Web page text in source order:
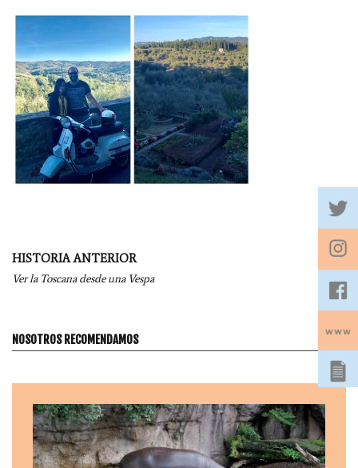
Navegación
por
HISTORIA ANTERIOR
Ver la Toscana desde una Vespa
NOSOTROS RECOMENDAMOS